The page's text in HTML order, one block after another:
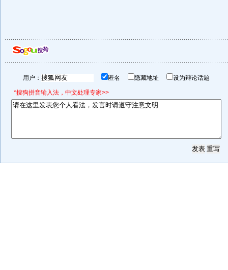
用户： 匿名 隐藏地址 设为辩论话题
*搜狗拼音输入法，中文处理专家>>